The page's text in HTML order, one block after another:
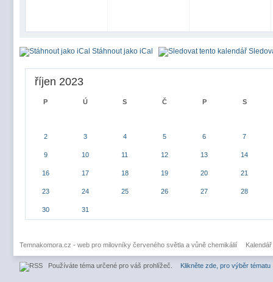
Stáhnout jako iCal
říjen 2023
P Ú S Č P S
2 3 4 5 6 7
9 10 11 12 13 14
16 17 18 19 20 21
23 24 25 26 27 28
30 31
Temnakomora.cz - web pro milovníky červeného světla a vůně chemikálií Kalendář
Používáte téma určené pro váš prohlížeč. Klikněte zde, pro výběr tématu